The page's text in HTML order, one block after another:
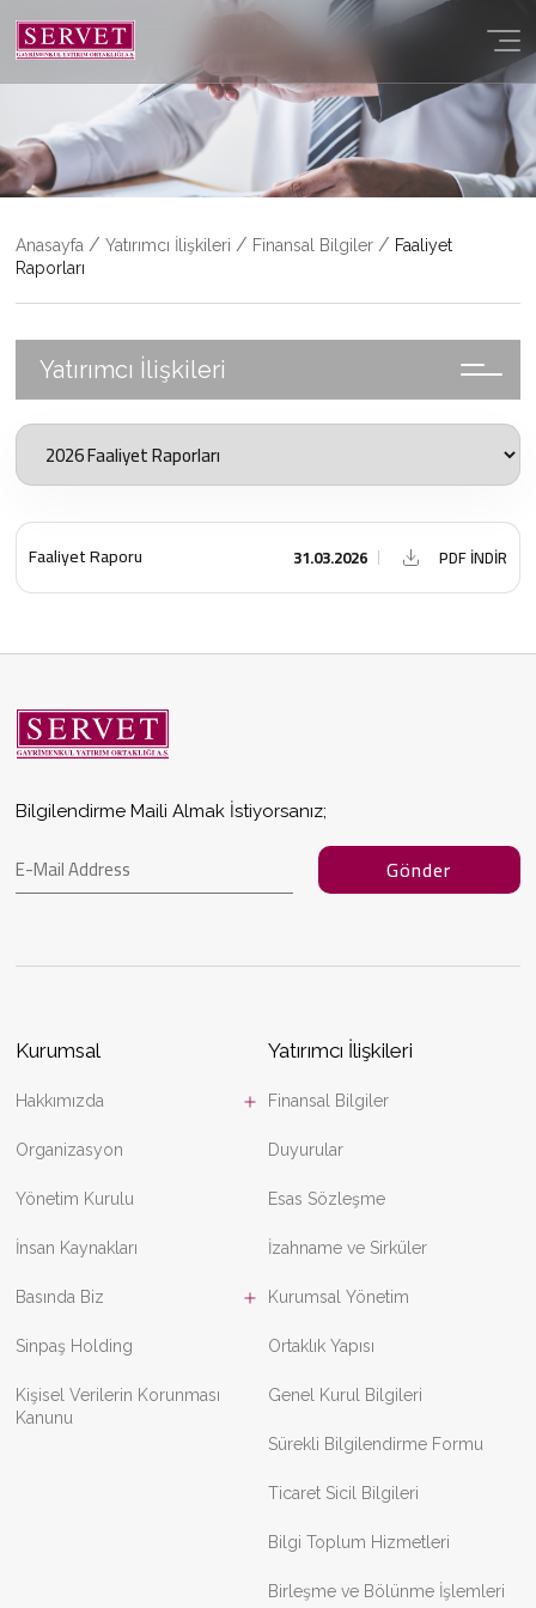
YATIRIMCI İLIŞKILERI
PORTFÖY
İLETIŞIM
Anasayfa /Yatırımcı İlişkileri / Finansal Bilgiler / Faaliyet
Raporları
Yatırımcı İlişkileri
Faaliyet Raporu 31.03.2026 PDF İNDİR
Bilgilendirme Maili Almak İstiyorsanız;
Gönder
Kurumsal
Hakkımızda
Organizasyon
Yönetim Kurulu
İnsan Kaynakları
Basında Biz
Sinpaş Holding
Kişisel Verilerin Korunması
Kanunu
Yatırımcı İlişkileri
Finansal Bilgiler
Duyurular
Esas Sözleşme
İzahname ve Sirküler
Kurumsal Yönetim
Ortaklık Yapısı
Genel Kurul Bilgileri
Sürekli Bilgilendirme Formu
Ticaret Sicil Bilgileri
Bilgi Toplum Hizmetleri
Birleşme ve Bölünme İşlemleri